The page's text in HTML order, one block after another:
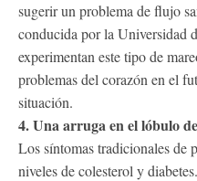
sugerir un problema de flujo
conducida por la Universidad
experimentan este tipo de
problemas del corazón en el
situación.
4. Una arruga en el lóbulo
Los síntomas tradicionales de
niveles de colesterol y